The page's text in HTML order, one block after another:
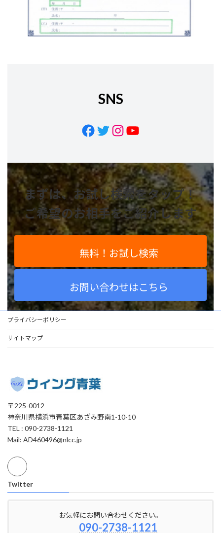
SNS
Facebook
Twitter
Instagram
YouTube
まずは、お試し検索をタップ！
ご希望のお相手をご紹介します
無料！お試し検索
お問い合わせはこちら
プライバシーポリシー
サイトマップ
〒225-0012
神奈川県横浜市青葉区あざみ野南1-10-10
TEL : 090-2738-1121
Mail: AD460496@nlcc.jp
Twitter
お気軽にお問い合わせください。
090-2738-1121